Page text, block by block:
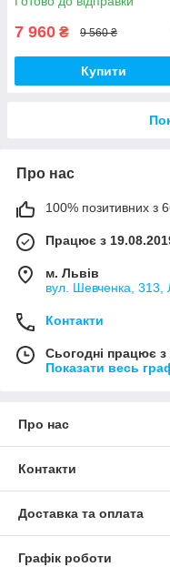
7 960 ₴ 9 560 ₴
Купити
Про нас
100% позитивних з
Працює з
м. Львів
вул. Шевченка, 313,
Контакти
Сьогодні працює
Показати весь
Про нас
Контакти
Доставка та оплата
Графік роботи